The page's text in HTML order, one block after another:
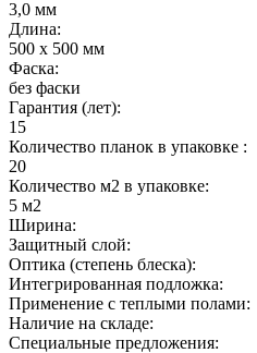
3,0 мм
Длина:
500 х 500 мм
Фаска:
без фаски
Гарантия (лет):
15
Количество планок в упаковке :
20
Количество м2 в упаковке:
5 м2
Ширина:
Защитный слой:
Оптика (степень блеска):
Интегрированная подложка:
Применение с теплыми полами:
Наличие на складе:
Специальные предложения: